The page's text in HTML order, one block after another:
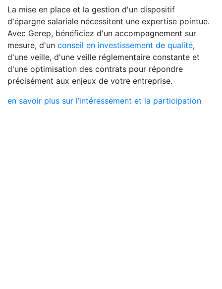
La mise en place et la gestion d'un dispositif
d'épargne salariale nécessitent une expertise pointue.
Avec Gerep, bénéficiez d'un accompagnement sur
mesure, d'un conseil en investissement de qualité,
d'une veille, d'une veille réglementaire constante et
d'une optimisation des contrats pour répondre
précisément aux enjeux de votre entreprise.
en savoir plus sur l’intéressement et la participation